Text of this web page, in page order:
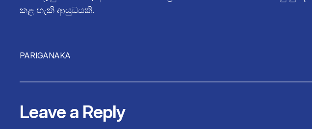
කළ හැකි ආයුධයකි.
PARIGANAKA
Leave a Reply